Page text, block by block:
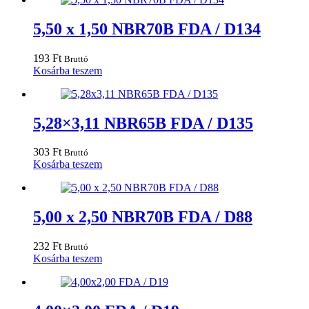
5,50 x 1,50 NBR70B FDA / D134
193 Ft Bruttó
Kosárba teszem
5,28×3,11 NBR65B FDA / D135
303 Ft Bruttó
Kosárba teszem
5,00 x 2,50 NBR70B FDA / D88
232 Ft Bruttó
Kosárba teszem